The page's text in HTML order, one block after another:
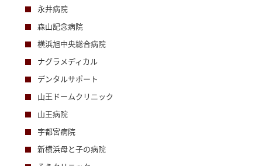
永井病院
森山記念病院
横浜旭中央総合病院
ナグラメディカル
デンタルサポート
山王ドームクリニック
山王病院
宇都宮病院
新横浜母と子の病院